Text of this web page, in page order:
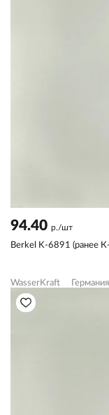
94.40 р./шт
Berkel K-6891 (ранее
WasserKraft Германия